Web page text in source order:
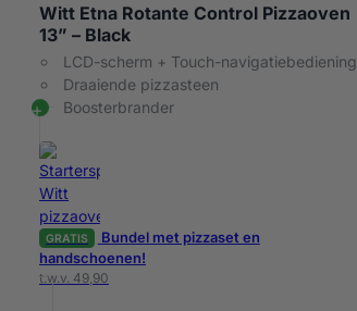
Witt Etna Rotante Control Pizzaoven
13” – Black
LCD-scherm + Touch-navigatiebediening
Draaiende pizzasteen
Boosterbrander
GRATIS
Bundel met pizzaset en
handschoenen!
t.w.v. 49,90